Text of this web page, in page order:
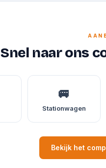
Snel naar ons
🚐
Stationwagen
Bekijk het